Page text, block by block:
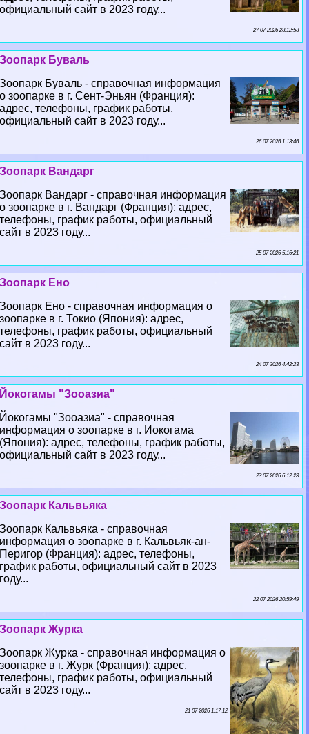
официальный сайт в 2023 году...
27 07 2026 23:12:53
Зоопарк Буваль
Зоопарк Буваль - справочная информация
о зоопарке в г. Сент-Эньян (Франция):
адрес, телефоны, график работы,
официальный сайт в 2023 году...
26 07 2026 1:13:46
Зоопарк Вандарг
Зоопарк Вандарг - справочная информация
о зоопарке в г. Вандарг (Франция): адрес,
телефоны, график работы, официальный
сайт в 2023 году...
25 07 2026 5:16:21
Зоопарк Ено
Зоопарк Ено - справочная информация о
зоопарке в г. Токио (Япония): адрес,
телефоны, график работы, официальный
сайт в 2023 году...
24 07 2026 4:42:23
Йокогамы "Зооазиа"
Йокогамы "Зооазиа" - справочная
информация о зоопарке в г. Иокогама
(Япония): адрес, телефоны, график работы,
официальный сайт в 2023 году...
23 07 2026 6:12:23
Зоопарк Кальвьяка
Зоопарк Кальвьяка - справочная
информация о зоопарке в г. Кальвьяк-ан-
Перигор (Франция): адрес, телефоны,
график работы, официальный сайт в 2023
году...
22 07 2026 20:59:49
Зоопарк Журка
Зоопарк Журка - справочная информация о
зоопарке в г. Журк (Франция): адрес,
телефоны, график работы, официальный
сайт в 2023 году...
21 07 2026 1:17:12